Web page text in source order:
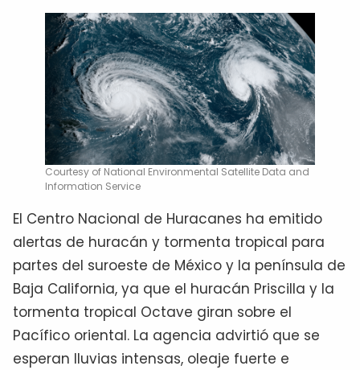
Courtesy of National Environmental Satellite Data and
Information Service
El Centro Nacional de Huracanes ha emitido
alertas de huracán y tormenta tropical para
partes del suroeste de México y la península de
Baja California, ya que el huracán Priscilla y la
tormenta tropical Octave giran sobre el
Pacífico oriental. La agencia advirtió que se
esperan lluvias intensas, oleaje fuerte e